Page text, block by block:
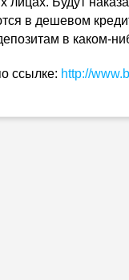
в дешевом
в каком-
ссылке: http://